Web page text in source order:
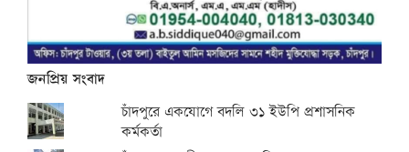
জনপ্রিয় সংবাদ
চাঁদপুরে একযোগে বদলি ৩১ ইউপি প্রশাসনিক
কর্মকর্তা